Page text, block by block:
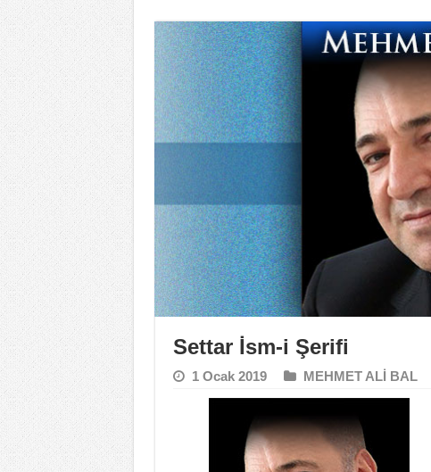
Settar İsm-i Şerifi
1 Ocak 2019 MEHMET ALİ BAL